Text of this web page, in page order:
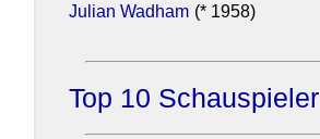
Julian Wadham (* 1958)
Top 10 Schauspieler